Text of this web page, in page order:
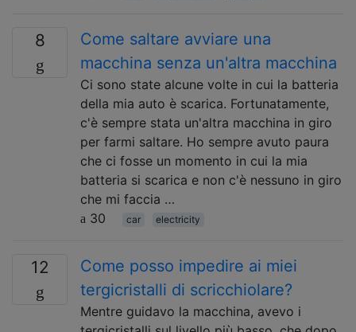
8
Come saltare avviare una
macchina senza un'altra macchina
Ci sono state alcune volte in cui la batteria
della mia auto è scarica. Fortunatamente,
c'è sempre stata un'altra macchina in giro
per farmi saltare. Ho sempre avuto paura
che ci fosse un momento in cui la mia
batteria si scarica e non c'è nessuno in giro
che mi faccia …
30
car electricity
12
Come posso impedire ai miei
tergicristalli di scricchiolare?
Mentre guidavo la macchina, avevo i